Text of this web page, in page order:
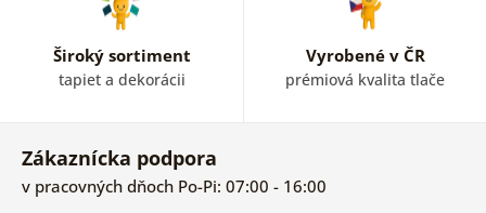
Široký sortiment
tapiet a dekorácii
Vyrobené v ČR
prémiová kvalita tlače
Zákaznícka podpora
v pracovných dňoch Po-Pi: 07:00 - 16:00